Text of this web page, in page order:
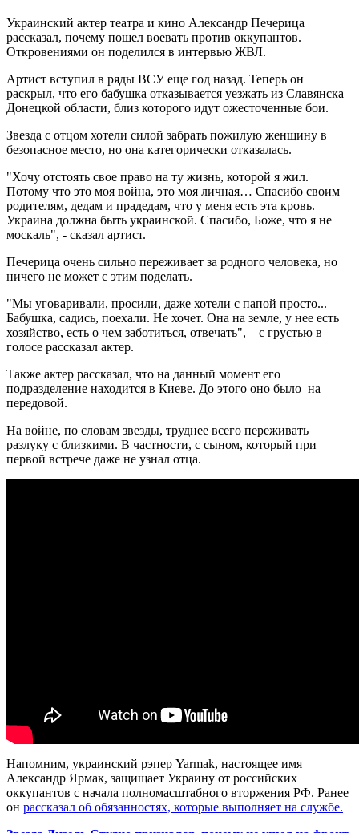
Украинский актер театра и кино Александр Печерица
рассказал, почему пошел воевать против оккупантов.
Откровениями он поделился в интервью ЖВЛ.
Артист вступил в ряды ВСУ еще год назад. Теперь он
раскрыл, что его бабушка отказывается уезжать из Славянска
Донецкой области, близ которого идут ожесточенные бои.
Звезда с отцом хотели силой забрать пожилую женщину в
безопасное место, но она категорически отказалась.
"Хочу отстоять свое право на ту жизнь, которой я жил.
Потому что это моя война, это моя личная… Спасибо своим
родителям, дедам и прадедам, что у меня есть эта кровь.
Украина должна быть украинской. Спасибо, Боже, что я не
москаль", - сказал артист.
Печерица очень сильно переживает за родного человека, но
ничего не может с этим поделать.
"Мы уговаривали, просили, даже хотели с папой просто...
Бабушка, садись, поехали. Не хочет. Она на земле, у нее есть
хозяйство, есть о чем заботиться, отвечать", – с грустью в
голосе рассказал актер.
Также актер рассказал, что на данный момент его
подразделение находится в Киеве. До этого оно было на
передовой.
На войне, по словам звезды, труднее всего переживать
разлуку с близкими. В частности, с сыном, который при
первой встрече даже не узнал отца.
Напомним, украинский рэпер Yarmak, настоящее имя
Александр Ярмак, защищает Украину от российских
оккупантов с начала полномасштабного вторжения РФ. Ранее
он рассказал об обязанностях, которые выполняет на службе.